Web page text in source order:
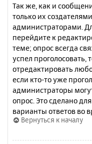
Так же, как и
только их
администраторами.
перейдите к
теме; опрос всегда
успел
отредактировать
если кто-то уже
администраторы
опрос. Это сделано
варианты ответов во
Вернуться к началу